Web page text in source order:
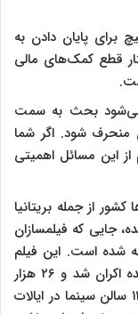
برای پایان دادن به
قطع کمک‌های مالی
می‌شود بحث به سمت
منحرف شود. اگر شما
این مسائل اهمیتی
از جمله بریتانیا
جایی که فیلمسازان
شده است. این فیلم
در ۲ فوریه در یک سالن سینما در ایالات متحده اکران شد و ۲۶ هزار
دلار فروش داشت. از آن زمان، این فیلم در ۱۲۰ سالن سینما در ایالات